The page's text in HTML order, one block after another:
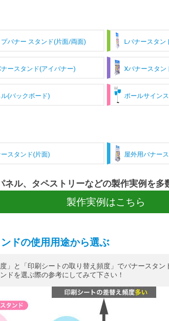
バナー スタンド(片面/両面) Lバナースタン
ースタンド(アイバナー) Xバナースタン
(バックボード) ポールサイン
スタンド(片面) 屋外用バナー
ネル、タペストリーなどの製作実例を多
製作実例はこちら
ドの使用用途から選ぶ
度」と「印刷シートの取り替え頻度」でバナースタン
ドを選ぶ際の参考にしてみて下さい！